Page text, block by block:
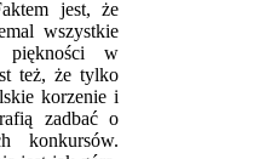
jest, że
wszystkie
piękności w
też, że tylko
korzenie i
zadbać o
konkursów.